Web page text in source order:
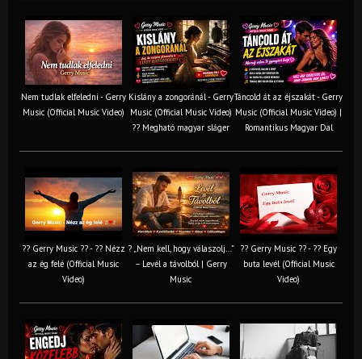
Nem tudlak elfeledni - Gerry
Music (Official Music Video)
Kislány a zongoránál - Gerry
Music (Official Music Video)
?? Megható magyar sláger
Táncold át az éjszakát - Gerry
Music (Official Music Video) |
Romantikus Magyar Dal
?? Gerry Music ?? - ?? Nézz
az ég felé (Official Music
Video)
? „Nem kell, hogy válaszolj…”
– Levél a távolból | Gerry
Music
?? Gerry Music ?? - ?? Egy
buta levél (Official Music
Video)